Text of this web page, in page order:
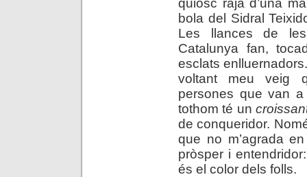
bola del Sidral
Les llances de
Catalunya fan,
esclats
voltant meu veig
persones que van
tothom té un
de conqueridor.
que no m’agrada
pròsper i
és el color dels folls.